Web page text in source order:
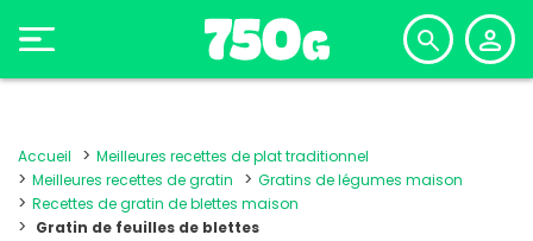
Accueil
Meilleures recettes de plat traditionnel
Meilleures recettes de gratin
Gratins de légumes maison
Recettes de gratin de blettes maison
Gratin de feuilles de blettes